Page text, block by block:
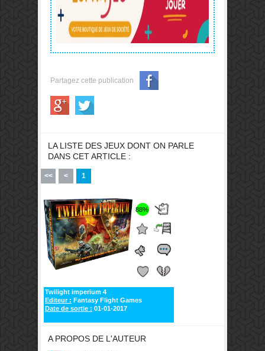
Partagez cette publication
LA LISTE DES JEUX DONT ON PARLE
DANS CET ARTICLE :
<< < 1
88%
Twilight imperium 4
Editeur : Fantasy Flight Games
Date de sortie : 01-01-2017
A PROPOS DE L'AUTEUR